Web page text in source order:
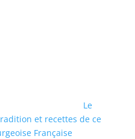
Le
et recettes de ce
Française